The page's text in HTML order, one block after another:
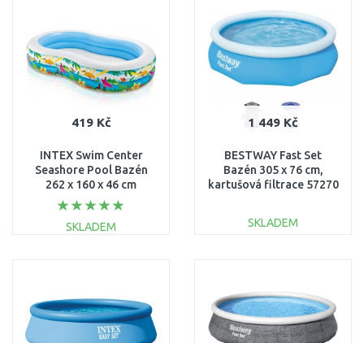
Porovnat
419 Kč
INTEX Swim Center
Seashore Pool Bazén
262 x 160 x 46 cm
56490NP
SKLADEM
1 449 Kč
BESTWAY Fast Set
Bazén 305 x 76 cm,
kartušová filtrace 57270
SKLADEM